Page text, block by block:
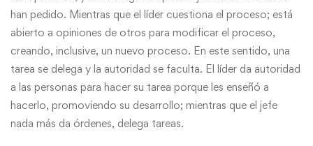
han pedido. Mientras que el líder cuestiona el proceso; está
abierto a opiniones de otros para modificar el proceso,
creando, inclusive, un nuevo proceso. En este sentido, una
tarea se delega y la autoridad se faculta. El líder da autoridad
a las personas para hacer su tarea porque les enseñó a
hacerlo, promoviendo su desarrollo; mientras que el jefe
nada más da órdenes, delega tareas.